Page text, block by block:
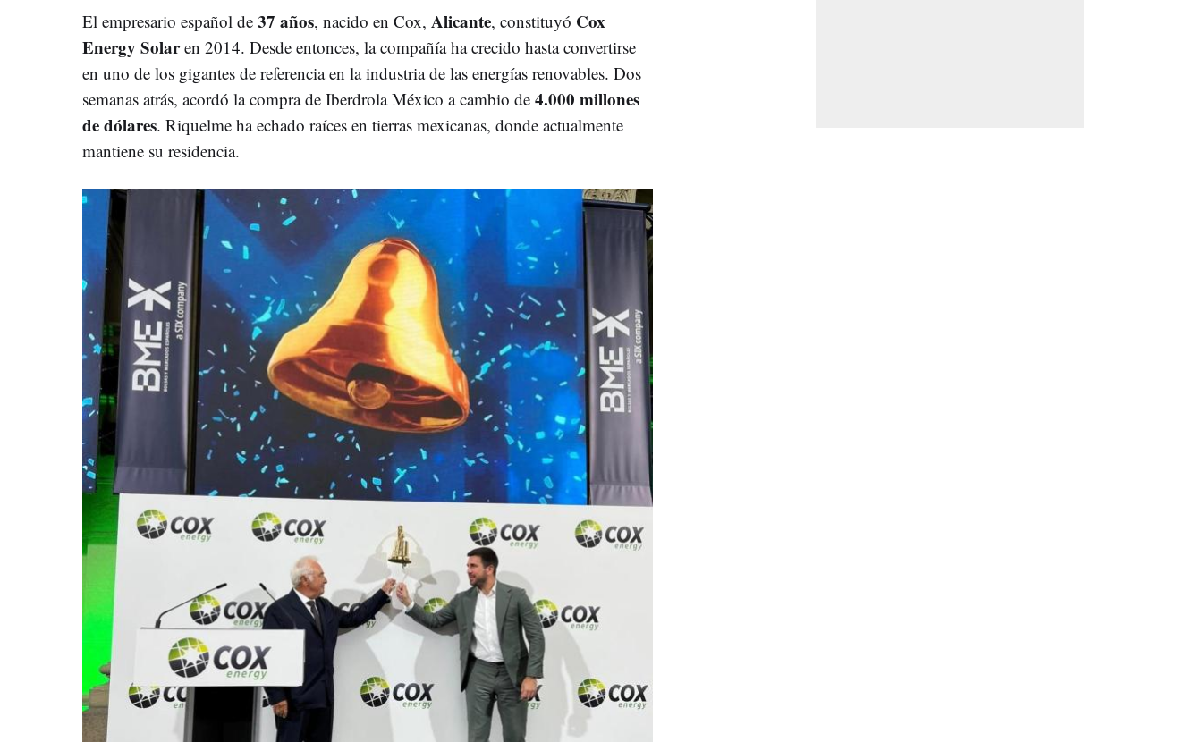
El empresario español de 37 años, nacido en Cox, Alicante, constituyó Cox
Energy Solaren 2014. Desde entonces, la compañía ha crecido hasta convertirse
en uno de los gigantes de referencia en la industria de las energías renovables. Dos
semanas atrás, acordó la compra de Iberdrola México a cambio de 4.000 millones
de dólares. Riquelme ha echado raíces en tierras mexicanas, donde actualmente
mantiene su residencia.